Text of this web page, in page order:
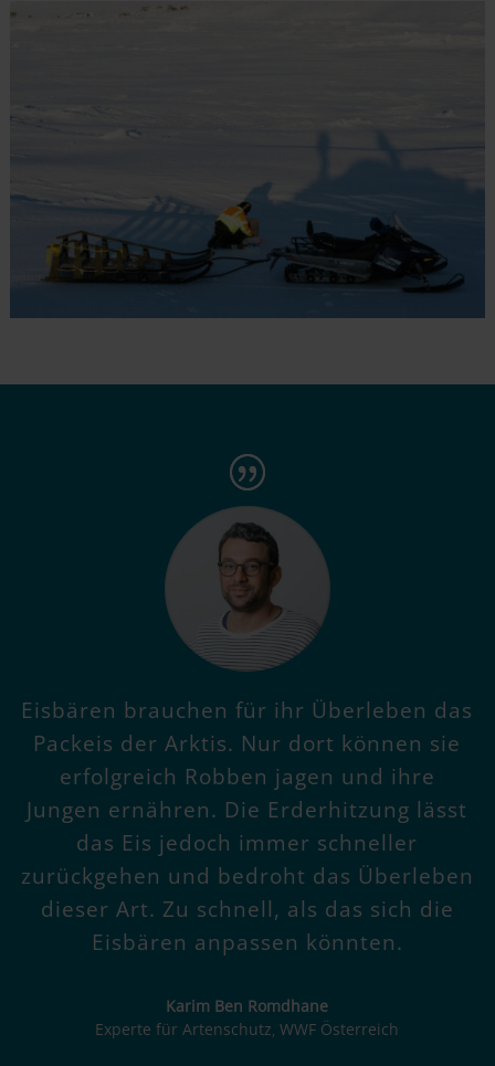
Eisbären brauchen für ihr Überleben das
Packeis der Arktis. Nur dort können sie
erfolgreich Robben jagen und ihre
Jungen ernähren. Die Erderhitzung lässt
das Eis jedoch immer schneller
zurückgehen und bedroht das Überleben
dieser Art. Zu schnell, als das sich die
Eisbären anpassen könnten.
Karim Ben Romdhane
Experte für Artenschutz, WWF Österreich